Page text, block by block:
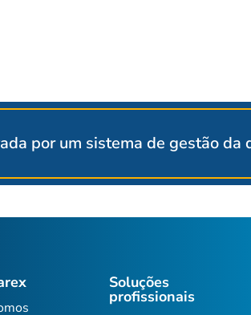
por um sistema de gestão
Soluções
profissionais